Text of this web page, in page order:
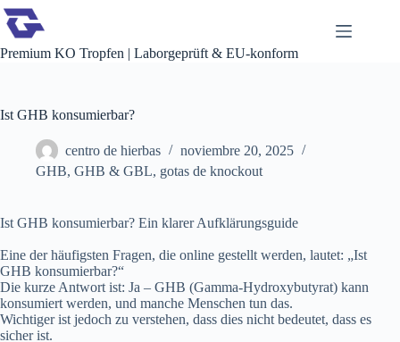
Saltar
al
contenido
Premium KO Tropfen | Laborgeprüft & EU-konform
Ist GHB konsumierbar?
centro de hierbas
noviembre 20, 2025
GHB, GHB & GBL, gotas de knockout
Ist GHB konsumierbar? Ein klarer Aufklärungsguide
Eine der häufigsten Fragen, die online gestellt werden, lautet: „Ist
GHB konsumierbar?“
Die kurze Antwort ist: Ja – GHB (Gamma-Hydroxybutyrat) kann
konsumiert werden, und manche Menschen tun das.
Wichtiger ist jedoch zu verstehen, dass dies nicht bedeutet, dass es
sicher ist.